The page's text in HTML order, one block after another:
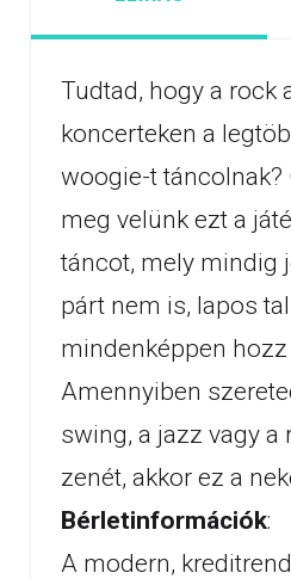
Tudtad, hogy a rock
koncerteken a
woogie-t táncolnak?
meg velünk ezt a
táncot, mely mindig
párt nem is, lapos
mindenképpen
Amennyiben
swing, a jazz vagy a
zenét, akkor ez a
Bérletinformációk:
A modern,